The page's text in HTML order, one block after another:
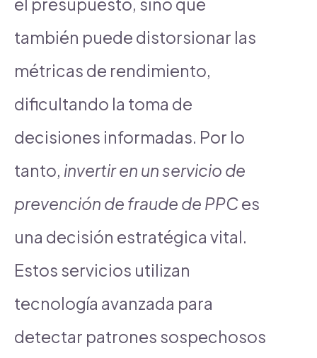
también puede distorsionar las
métricas de rendimiento,
dificultando la toma de
decisiones informadas. Por lo
tanto, invertir en un servicio de
prevención de fraude de PPCes
una decisión estratégica vital.
Estos servicios utilizan
tecnología avanzada para
detectar patrones sospechosos